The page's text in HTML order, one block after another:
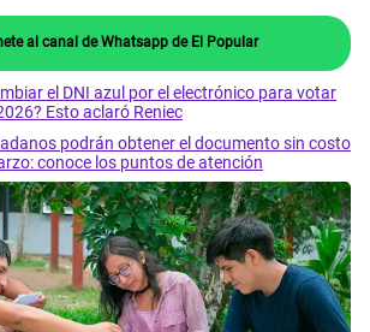
al canal de Whatsapp de El Popular
el DNI azul por el electrónico para votar
Esto aclaró Reniec
podrán obtener el documento sin costo
conoce los puntos de atención